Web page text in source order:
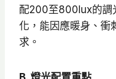
配200至800lux的調
化，能因應暖身、衝
求。